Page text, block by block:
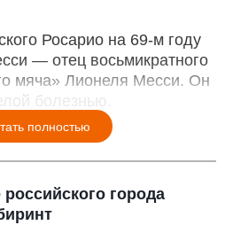
Росарио на 69-м году
— отец восьмикратного
мяча» Лионеля Месси. Он
болезнью.
полностью
города